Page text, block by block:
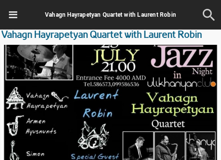
Vahagn Hayrapetyan Quartet with Laurent Robin
Vahagn Hayrapetyan Quartet with Laurent Robin